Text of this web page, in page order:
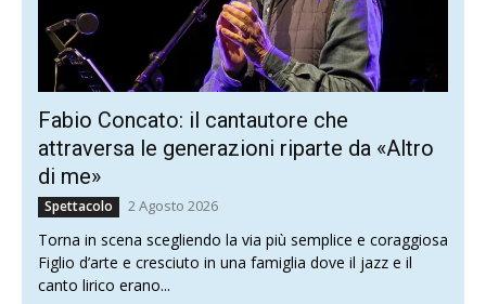
Fabio Concato: il cantautore che
attraversa le generazioni riparte da «Altro
di me»
Spettacolo 2 Agosto 2026
Torna in scena scegliendo la via più semplice e coraggiosa
Figlio d’arte e cresciuto in una famiglia dove il jazz e il
canto lirico erano...